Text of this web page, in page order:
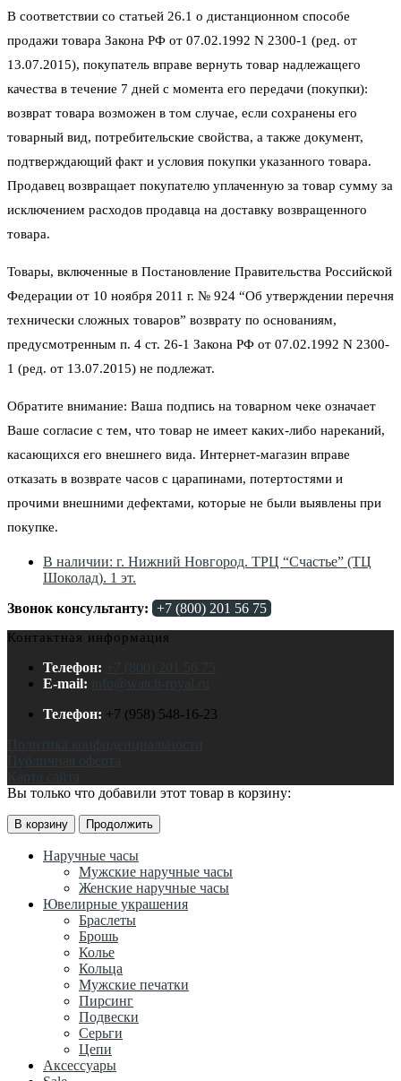
В соответствии со статьей 26.1 о дистанционном способе
продажи товара Закона РФ от 07.02.1992 N 2300-1 (ред. от
13.07.2015), покупатель вправе вернуть товар надлежащего
качества в течение 7 дней с момента его передачи (покупки):
возврат товара возможен в том случае, если сохранены его
товарный вид, потребительские свойства, а также документ,
подтверждающий факт и условия покупки указанного товара.
Продавец возвращает покупателю уплаченную за товар сумму за
исключением расходов продавца на доставку возвращенного
товара.
Товары, включенные в Постановление Правительства Российской
Федерации от 10 ноября 2011 г. № 924 “Об утверждении перечня
технически сложных товаров” возврату по основаниям,
предусмотренным п. 4 ст. 26-1 Закона РФ от 07.02.1992 N 2300-
1 (ред. от 13.07.2015) не подлежат.
Обратите внимание: Ваша подпись на товарном чеке означает
Ваше согласие с тем, что товар не имеет каких-либо нареканий,
касающихся его внешнего вида. Интернет-магазин вправе
отказать в возврате часов с царапинами, потертостями и
прочими внешними дефектами, которые не были выявлены при
покупке.
В наличии: г. Нижний Новгород. ТРЦ “Счастье” (ТЦ
Шоколад). 1 эт.
Звонок консультанту: +7 (800) 201 56 75
Контактная информация
Телефон:
+7 (800) 201 56 75
E-mail:
Телефон: +7 (958) 548-16-23
Карта сайта
Вы только что добавили этот товар в корзину:
В корзину Продолжить
Наручные часы
Мужские наручные часы
Женские наручные часы
Ювелирные украшения
Браслеты
Брошь
Колье
Кольца
Мужские печатки
Пирсинг
Подвески
Серьги
Цепи
Аксессуары